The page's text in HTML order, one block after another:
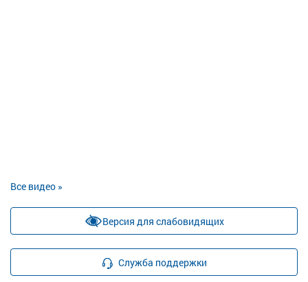
Все видео »
Версия для слабовидящих
Служба поддержки